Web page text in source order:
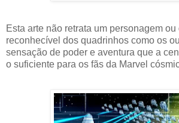
Esta arte não retrata um personagem
reconhecível dos quadrinhos como os
sensação de poder e aventura que a
o suficiente para os fãs da Marvel